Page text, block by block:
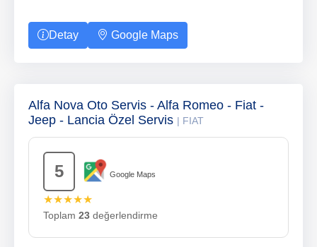
Detay Google Maps
Alfa Nova Oto Servis - Alfa Romeo - Fiat -
Jeep - Lancia Özel Servis | FIAT
5 Google Maps
★★★★★
Toplam 23 değerlendirme